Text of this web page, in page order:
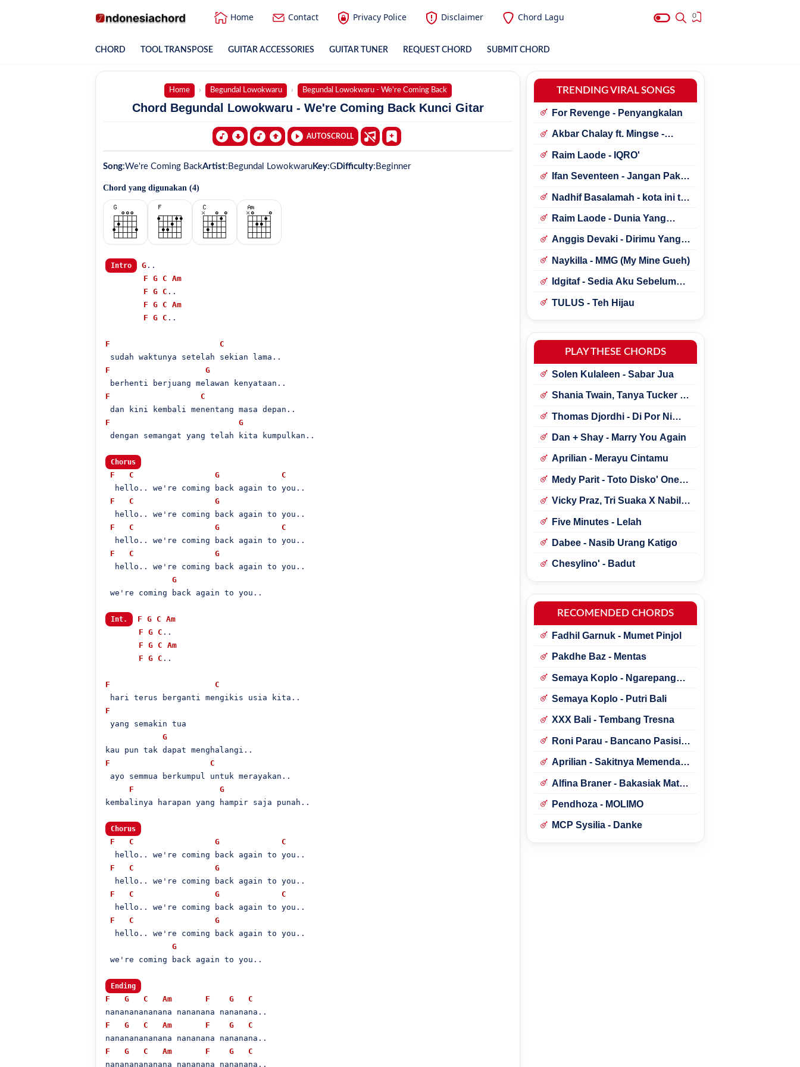
Home Contact Privacy Police Disclaimer Chord Lagu 0
CHORD TOOL TRANSPOSE GUITAR ACCESSORIES GUITAR TUNER REQUEST CHORD SUBMIT CHORD
Home Begundal Lowokwaru Begundal Lowokwaru - We're Coming Back
Chord Begundal Lowokwaru - We're Coming Back Kunci Gitar
AUTOSCROLL
Song:We're Coming BackArtist: Begundal Lowokwaru Key:G Difficulty: Beginner
Chord yang digunakan (4)
Intro G ..
F G C Am
F G C ..
F G C Am
F G C ..
F
C
F
G
F
C
F
G
dengan semangat yang telah kita kumpulkan..
Chorus
F C G
C
  hello.. we're coming back again to you..
F
C
G
  hello.. we're coming back again to you..
F
C G
C
  hello.. we're coming back again to you..
F
C
G
  hello.. we're coming back again to you..
G
we're coming back again to you..
Int. F G C Am
F G C ..
F G C Am
F G C ..
F
C
F
yang semakin tua
G
F
C
ayo semmua berkumpul untuk merayakan..
F
G
kembalinya harapan yang hampir saja punah..
Chorus
F C G
C
  hello.. we're coming back again to you..
F
C
G
  hello.. we're coming back again to you..
F
C G
C
  hello.. we're coming back again to you..
F
C
G
  hello.. we're coming back again to you..
G
we're coming back again to you..
Ending
F G C Am F G
C
F
G C Am F G
C
F
G C Am F G
C
TRENDING VIRAL SONGS
For Revenge - Penyangkalan
Akbar Chalay ft. Mingse -
Raim Laode - IQRO'
Ifan Seventeen - Jangan Paksa
Nadhif Basalamah - kota ini tak
Raim Laode - Dunia Yang
Anggis Devaki - Dirimu Yang
Naykilla - MMG (My Mine Gueh)
Idgitaf - Sedia Aku Sebelum
TULUS - Teh Hijau
PLAY THESE CHORDS
Solen Kulaleen - Sabar Jua
Shania Twain, Tanya Tucker -
Thomas Djordhi - Di Por Ni
Dan + Shay - Marry You Again
Aprilian - Merayu Cintamu
Medy Parit - Toto Disko' One
Vicky Praz, Tri Suaka X Nabila
Five Minutes - Lelah
Dabee - Nasib Urang Katigo
Chesylino' - Badut
RECOMENDED CHORDS
Fadhil Garnuk - Mumet Pinjol
Pakdhe Baz - Mentas
Semaya Koplo - Ngarepang
Semaya Koplo - Putri Bali
XXX Bali - Tembang Tresna
Roni Parau - Bancano Pasisia
Aprilian - Sakitnya Memendam
Alfina Braner - Bakasiak Mato
Pendhoza - MOLIMO
MCP Sysilia - Danke